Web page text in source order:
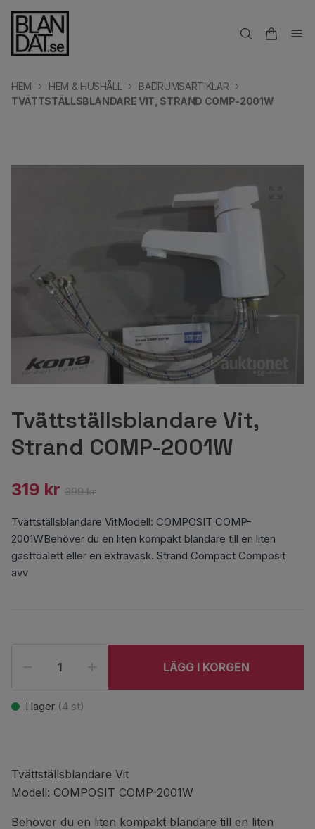
HEM HEM & HUSHÅLL
BADRUMSARTIKLAR
TVÄTTSTÄLLSBLANDARE VIT, STRAND COMP-2001W
Tvättställsblandare Vit,
Strand COMP-2001W
319 kr 399 kr
Tvättställsblandare VitModell: COMPOSIT COMP-
2001WBehöver du en liten kompakt blandare till en liten
gästtoalett eller en extravask. Strand Compact Composit
avv
LÄGG I KORGEN
I lager (4 st)
Tvättställsblandare Vit
Modell: COMPOSIT COMP-2001W
Behöver du en liten kompakt blandare till en liten